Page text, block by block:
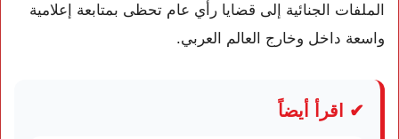
الملفات الجنائية إلى قضايا رأي عام تحظى بمتابعة إعلامية
واسعة داخل وخارج العالم العربي.
✔ اقرأ أيضاً